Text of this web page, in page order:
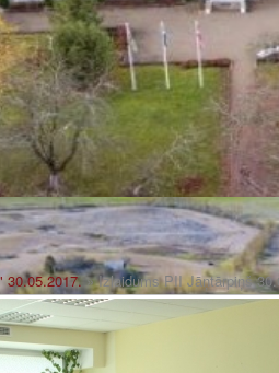
30.05.2017.» Izlaidums PII Jāņtārpiņš